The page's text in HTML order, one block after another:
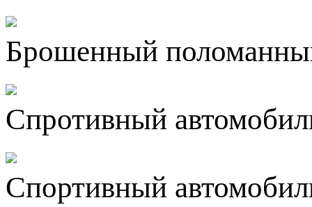
Брошенный
Спротивный
Спортивный